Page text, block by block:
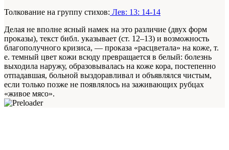
Толкование на группу стихов: Лев: 13: 14-14
Делая не вполне ясный намек на это различие (двух форм
проказы), текст библ. указывает (ст. 12–13) и возможность
благополучного кризиса, — проказа «расцветала» на коже, т.
е. темный цвет кожи всюду превращается в белый: болезнь
выходила наружу, образовывалась на коже кора, постепенно
отпадавшая, больной выздоравливал и объявлялся чистым,
если только позже не появлялось на заживающих рубцах
«живое мясо».